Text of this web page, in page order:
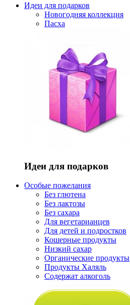
Идеи для подарков
Новогодняя коллекция
Пасха
Идеи для подарков
Особые пожелания
Без глютена
Без лактозы
Без сахара
Для вегетарианцев
Для детей и подростков
Кошерные продукты
Низкий сахар
Органические продукты
Продукты Халяль
Содержат алкоголь